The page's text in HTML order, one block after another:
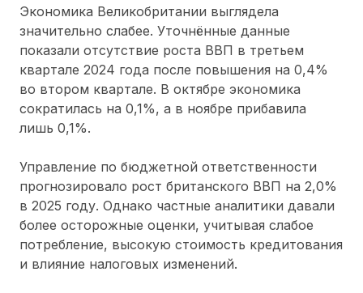
Экономика Великобритании выглядела
значительно слабее. Уточнённые данные
показали отсутствие роста ВВП в третьем
квартале 2024 года после повышения на 0,4%
во втором квартале. В октябре экономика
сократилась на 0,1%, а в ноябре прибавила
лишь 0,1%.
Управление по бюджетной ответственности
прогнозировало рост британского ВВП на 2,0%
в 2025 году. Однако частные аналитики давали
более осторожные оценки, учитывая слабое
потребление, высокую стоимость кредитования
и влияние налоговых изменений.